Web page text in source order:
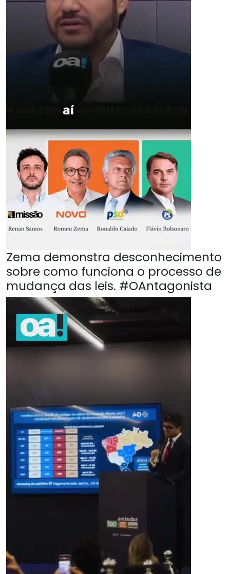
Zema demonstra desconhecimento
sobre como funciona o processo de
mudança das leis. #OAntagonista